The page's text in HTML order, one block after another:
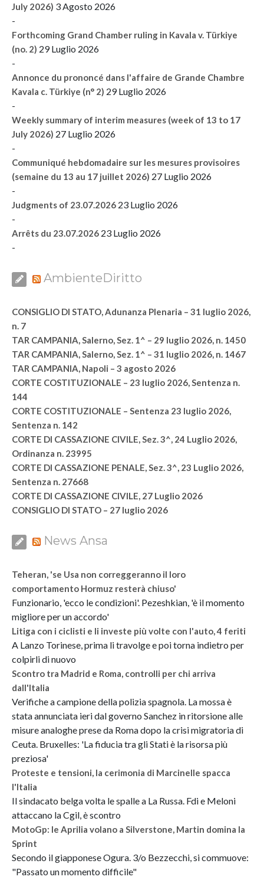
July 2026) 3 Agosto 2026
-
Forthcoming Grand Chamber ruling in Kavala v. Türkiye
(no. 2) 29 Luglio 2026
-
Annonce du prononcé dans l'affaire de Grande Chambre
Kavala c. Türkiye (n° 2) 29 Luglio 2026
-
Weekly summary of interim measures (week of 13 to 17
July 2026) 27 Luglio 2026
-
Communiqué hebdomadaire sur les mesures provisoires
(semaine du 13 au 17 juillet 2026) 27 Luglio 2026
-
Judgments of 23.07.2026 23 Luglio 2026
-
Arrêts du 23.07.2026 23 Luglio 2026
-
AmbienteDiritto
CONSIGLIO DI STATO, Adunanza Plenaria – 31 luglio 2026,
n. 7
TAR CAMPANIA, Salerno, Sez. 1^ – 29 luglio 2026, n. 1450
TAR CAMPANIA, Salerno, Sez. 1^ – 31 luglio 2026, n. 1467
TAR CAMPANIA, Napoli – 3 agosto 2026
CORTE COSTITUZIONALE – 23 luglio 2026, Sentenza n.
144
CORTE COSTITUZIONALE – Sentenza 23 luglio 2026,
Sentenza n. 142
CORTE DI CASSAZIONE CIVILE, Sez. 3^, 24 Luglio 2026,
Ordinanza n. 23995
CORTE DI CASSAZIONE PENALE, Sez. 3^, 23 Luglio 2026,
Sentenza n. 27668
CORTE DI CASSAZIONE CIVILE, 27 Luglio 2026
CONSIGLIO DI STATO – 27 luglio 2026
News Ansa
Teheran, 'se Usa non correggeranno il loro
comportamento Hormuz resterà chiuso'
Funzionario, 'ecco le condizioni'. Pezeshkian, 'è il momento
migliore per un accordo'
Litiga con i ciclisti e li investe più volte con l'auto, 4 feriti
A Lanzo Torinese, prima li travolge e poi torna indietro per
colpirli di nuovo
Scontro tra Madrid e Roma, controlli per chi arriva
dall'Italia
Verifiche a campione della polizia spagnola. La mossa è
stata annunciata ieri dal governo Sanchez in ritorsione alle
misure analoghe prese da Roma dopo la crisi migratoria di
Ceuta. Bruxelles: 'La fiducia tra gli Stati è la risorsa più
preziosa'
Proteste e tensioni, la cerimonia di Marcinelle spacca
l'Italia
Il sindacato belga volta le spalle a La Russa. Fdi e Meloni
attaccano la Cgil, è scontro
MotoGp: le Aprilia volano a Silverstone, Martin domina la
Sprint
Secondo il giapponese Ogura. 3/o Bezzecchi, si commuove:
"Passato un momento difficile"